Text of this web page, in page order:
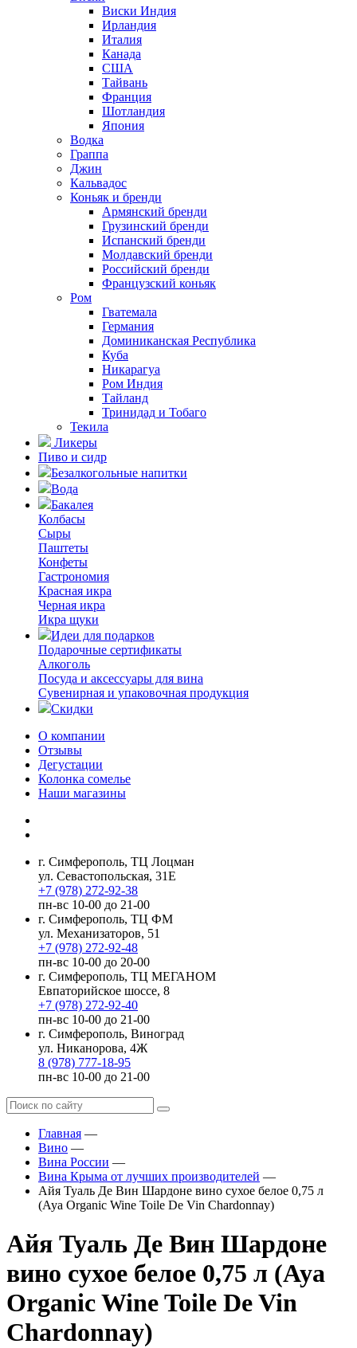
Виски Индия
Ирландия
Италия
Канада
США
Тайвань
Франция
Шотландия
Япония
Водка
Граппа
Джин
Кальвадос
Коньяк и бренди
Армянский бренди
Грузинский бренди
Испанский бренди
Молдавский бренди
Российский бренди
Французский коньяк
Ром
Гватемала
Германия
Доминиканская Республика
Куба
Никарагуа
Ром Индия
Тайланд
Тринидад и Тобаго
Текила
Ликеры
Пиво и сидр
Безалкогольные напитки
Вода
Бакалея
Колбасы
Сыры
Паштеты
Конфеты
Гастрономия
Красная икра
Черная икра
Икра щуки
Идеи для подарков
Подарочные сертификаты
Алкоголь
Посуда и аксессуары для вина
Сувенирная и упаковочная продукция
Скидки
О компании
Отзывы
Дегустации
Колонка сомелье
Наши магазины
г. Симферополь, ТЦ Лоцман
ул. Севастопольская, 31Е
+7 (978) 272-92-38
пн-вс 10-00 до 21-00
г. Симферополь, ТЦ ФМ
ул. Механизаторов, 51
+7 (978) 272-92-48
пн-вс 10-00 до 20-00
г. Симферополь, ТЦ МЕГАНОМ
Евпаторийское шоссе, 8
+7 (978) 272-92-40
пн-вс 10-00 до 21-00
г. Симферополь, Виноград
ул. Никанорова, 4Ж
8 (978) 777-18-95
пн-вс 10-00 до 21-00
Главная —
Вино —
Вина России —
Вина Крыма от лучших производителей —
Айя Туаль Де Вин Шардоне вино сухое белое 0,75 л
(Aya Organic Wine Toile De Vin Chardonnay)
Айя Туаль Де Вин Шардоне
вино сухое белое 0,75 л (Aya
Organic Wine Toile De Vin
Chardonnay)